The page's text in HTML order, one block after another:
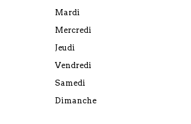
Mardi
Mercredi
Jeudi
Vendredi
Samedi
Dimanche